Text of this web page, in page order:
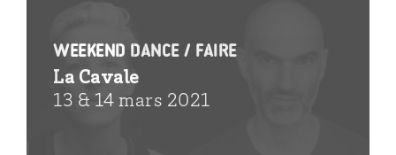
Weekend Dance / faire
La Cavale
13 & 14 mars 2021